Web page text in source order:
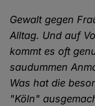
Gewalt gegen
Alltag. Und auf
kommt es oft
saudummen
Was hat die
"Köln"